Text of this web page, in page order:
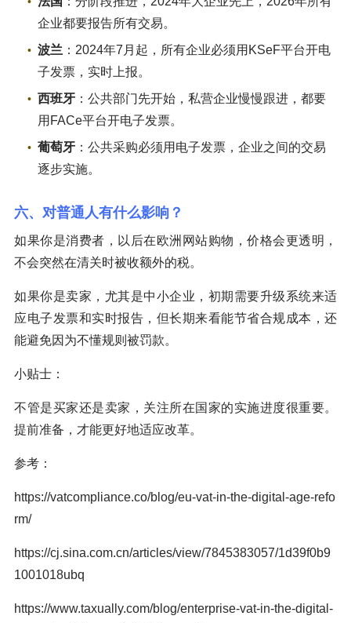
企业都要报告所有交易。
波兰 ：2024年7月起，所有企业必须用KSeF平台开电
子发票，实时上报。
西班牙 ：公共部门先开始，私营企业慢慢跟进，都要
用FACe平台开电子发票。
葡萄牙 ：公共采购必须用电子发票，企业之间的交易
逐步实施。
六、对普通人有什么影响？
如果你是消费者，以后在欧洲网站购物，价格会更透明，
不会突然在清关时被收额外的税。
如果你是卖家，尤其是中小企业，初期需要升级系统来适
应电子发票和实时报告，但长期来看能节省合规成本，还
能避免因为不懂规则被罚款。
小贴士：
不管是买家还是卖家，关注所在国家的实施进度很重要。
提前准备，才能更好地适应改革。
参考：
https://vatcompliance.co/blog/eu-vat-in-the-digital-age-refo
rm/
https://cj.sina.com.cn/articles/view/7845383057/1d39f0b9
1001018ubq
https://www.taxually.com/blog/enterprise-vat-in-the-digital-